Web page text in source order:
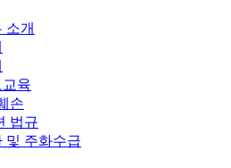
소개
육
손
법규
및 주화수급